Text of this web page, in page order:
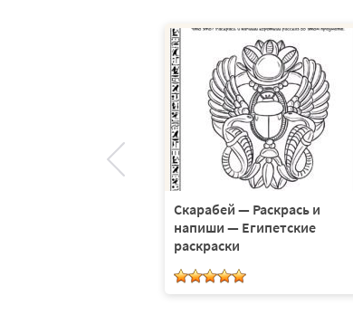
Скарабей — Раскрась и
напиши — Египетские
раскраски